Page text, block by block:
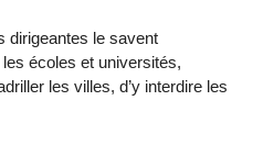
dirigeantes le savent
les écoles et universités,
les villes, d’y interdire les